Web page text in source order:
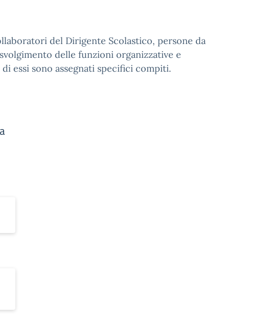
del Dirigente Scolastico, persone da
delle funzioni organizzative e
essi sono assegnati specifici compiti.